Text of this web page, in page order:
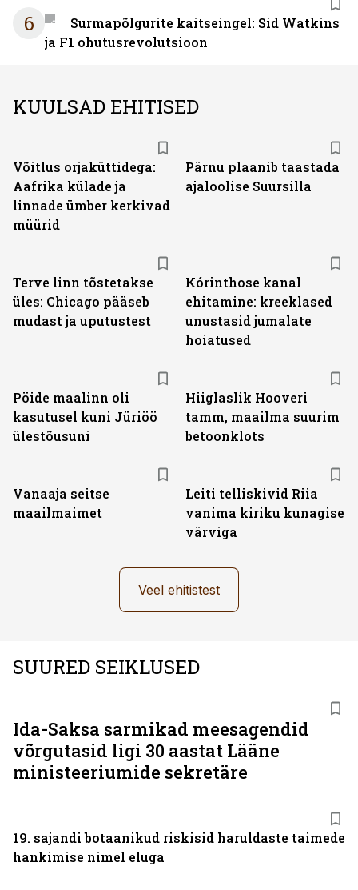
6
Surmapõlgurite kaitseingel: Sid Watkins
ja F1 ohutusrevolutsioon
KUULSAD EHITISED
Võitlus orjaküttidega:
Aafrika külade ja
linnade ümber kerkivad
müürid
Pärnu plaanib taastada
ajaloolise Suursilla
Terve linn tõstetakse
üles: Chicago pääseb
mudast ja uputustest
Kórinthose kanal
ehitamine: kreeklased
unustasid jumalate
hoiatused
Pöide maalinn oli
kasutusel kuni Jüriöö
ülestõusuni
Hiiglaslik Hooveri
tamm, maailma suurim
betoonklots
Vanaaja seitse
maailmaimet
Leiti telliskivid Riia
vanima kiriku kunagise
värviga
Veel ehitistest
SUURED SEIKLUSED
Ida-Saksa sarmikad meesagendid
võrgutasid ligi 30 aastat Lääne
ministeeriumide sekretäre
19. sajandi botaanikud riskisid haruldaste taimede
hankimise nimel eluga